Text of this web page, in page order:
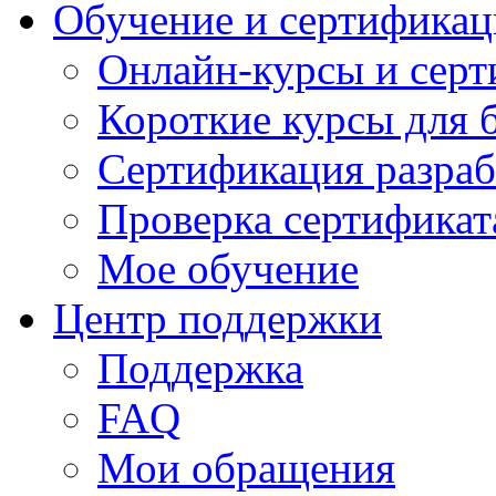
Обучение и
Онлайн-курсы и
Короткие курсы для
Сертификация
Проверка
Мое обучение
Центр поддержки
Поддержка
FAQ
Мои обращения